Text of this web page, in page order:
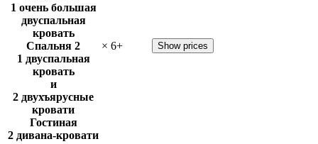
1 очень большая
двуспальная
кровать
Спальня 2
1 двуспальная
кровать
и
2 двухъярусные
кровати
Гостиная
2 дивана-кровати
× 6+ Show prices